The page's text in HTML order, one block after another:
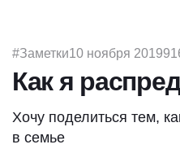
#Заметки10 ноября 2019
Как я
Хочу поделиться тем,
в семье